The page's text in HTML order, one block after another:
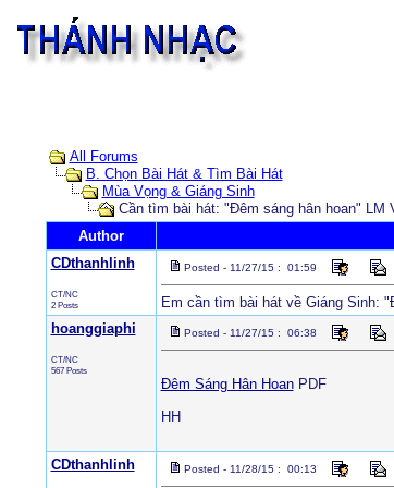
All Forums
B. Chọn Bài Hát & Tìm Bài Hát
Mùa Vọng & Giáng Sinh
Cần tìm bài hát: "Đêm sáng hân hoan" LM
Author
CDthanhlinh
CT/NC
2 Posts
Posted - 11/27/15 : 01:59
Em cần tìm bài hát về Giáng Sinh:
hoanggiaphi
CT/NC
567 Posts
Posted - 11/27/15 : 06:38
Đêm Sáng Hân HoanPDF
HH
CDthanhlinh Posted - 11/28/15 : 00:13